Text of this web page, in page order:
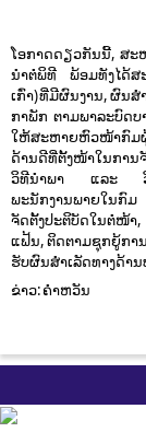
ໂອກາດດຽວກັນນີ້, ສະ
ນໍາຕໍ່ພິທີ ພ້ອມທັງໄດ້
ເກົ່າ) ທີ່ມີຜົນງານ, ຜົນ
ກາພັກ ຕາມພາລະບົດ
ໃຫ້ສະຫາຍຫົວໜ້າກົມ
ດ້ານດີທີ່ຕັ້ງໜ້າໃນການ
ວິທີນໍາພາ ແລະ ວິທີເ
ພະນັກງານພາຍໃນກົມ
ຈັດຕັ້ງປະຕິບັດໃນຕໍ່ໜ້າ
ແຟ້ນ, ຕິດຕາມຊຸກຍູ້ກາ
ຮັບຜົນສໍາເລັດທາງດ້າ
ຂ່າວ: ຄໍາຫວັນ